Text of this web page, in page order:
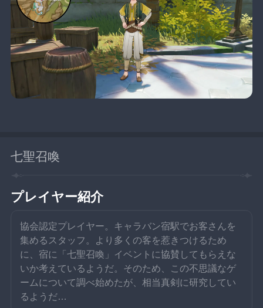
七聖召喚
プレイヤー紹介
協会認定プレイヤー。キャラバン宿駅でお客さんを
集めるスタッフ。より多くの客を惹きつけるため
に、宿に「七聖召喚」イベントに協賛してもらえな
いか考えているようだ。そのため、この不思議なゲ
ームについて調べ始めたが、相当真剣に研究してい
るようだ…